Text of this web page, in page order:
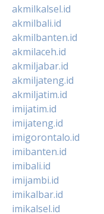
akmilkalsel.id
akmilbali.id
akmilbanten.id
akmilaceh.id
akmiljabar.id
akmiljateng.id
akmiljatim.id
imijatim.id
imijateng.id
imigorontalo.id
imibanten.id
imibali.id
imijambi.id
imikalbar.id
imikalsel.id